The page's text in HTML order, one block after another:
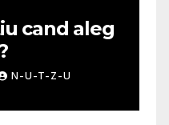
cand aleg
N-U-T-Z-U